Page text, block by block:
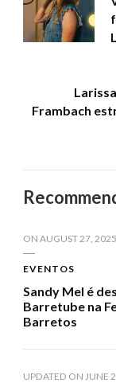
Frambach
ON AUGUST 27, 2025
EVENTOS
Sandy Mel é
Barretube na
Barretos
UPDATED ON JUNE